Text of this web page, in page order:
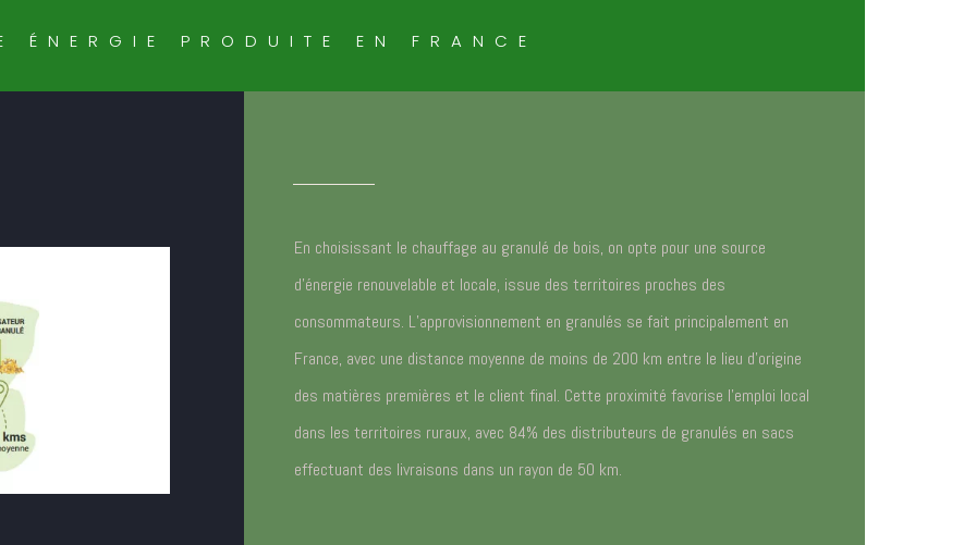
ÉNERGIE PRODUITE EN FRANCE
En choisissant le chauffage au granulé de bois, on opte pour une source
d’énergie renouvelable et locale, issue des territoires proches des
consommateurs. L’approvisionnement en granulés se fait principalement en
France, avec une distance moyenne de moins de 200 km entre le lieu d’origine
des matières premières et le client final. Cette proximité favorise l’emploi local
dans les territoires ruraux, avec 84% des distributeurs de granulés en sacs
effectuant des livraisons dans un rayon de 50 km.